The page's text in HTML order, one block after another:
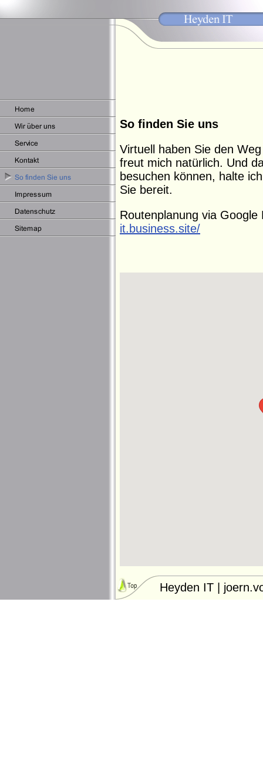
So finden Sie uns
Virtuell haben Sie den
freut mich natürlich. Und
besuchen können, halte
Sie bereit.
Routenplanung via
it.business.site/
Heyden IT |